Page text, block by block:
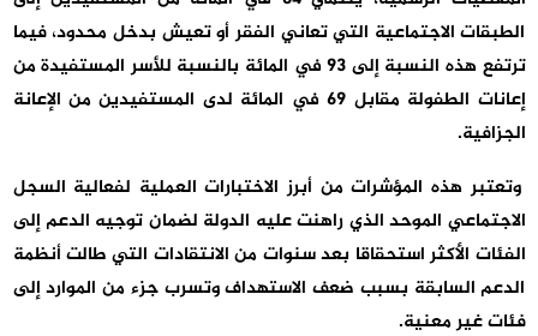
الطبقات الاجتماعية التي تعاني الفقر أو تعيش بدخل محدود، فيما
ترتفع هذه النسبة إلى 93 في المائة بالنسبة للأسر المستفيدة من
إعانات الطفولة مقابل 69 في المائة لدى المستفيدين من الإعانة
الجزافية.
وتعتبر هذه المؤشرات من أبرز الاختبارات العملية لفعالية السجل
الاجتماعي الموحد الذي راهنت عليه الدولة لضمان توجيه الدعم إلى
الفئات الأكثر استحقاقا بعد سنوات من الانتقادات التي طالت أنظمة
الدعم السابقة بسبب ضعف الاستهداف وتسرب جزء من الموارد إلى
فئات غير معنية.